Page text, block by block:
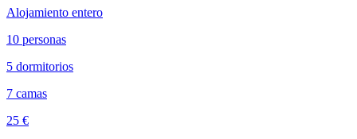
Alojamiento entero
10 personas
5 dormitorios
7 camas
25 €